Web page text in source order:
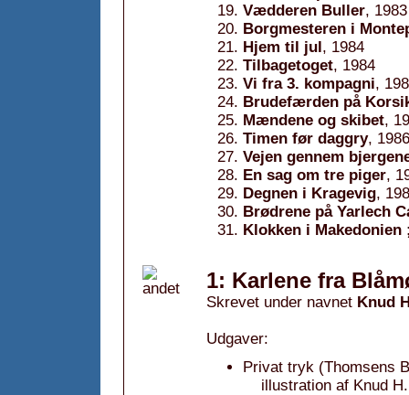
Vædderen Buller, 1983
Borgmesteren i
Hjem til jul, 1984
Tilbagetoget, 1984
Vi fra 3. kompagni,
Brudefærden på
Mændene og skibet,
Timen før daggry, 1986
Vejen gennem
En sag om tre piger,
Degnen i Kragevig,
Brødrene på Yarlech
Klokken i
1: Karlene fra
Skrevet under navnet Knud
Udgaver:
Privat tryk (Thomsens
illustration af Knud